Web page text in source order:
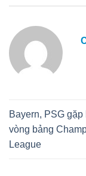
Bayern, PSG
vòng bảng
League